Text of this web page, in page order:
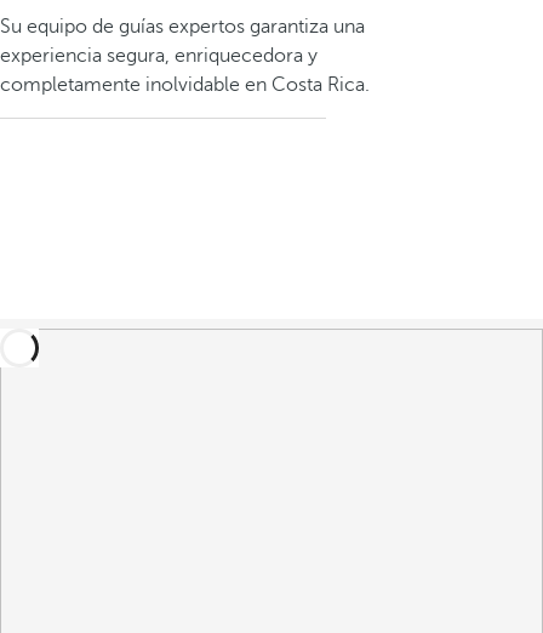
Su equipo de guías expertos garantiza una
experiencia segura, enriquecedora y
completamente inolvidable en Costa Rica.